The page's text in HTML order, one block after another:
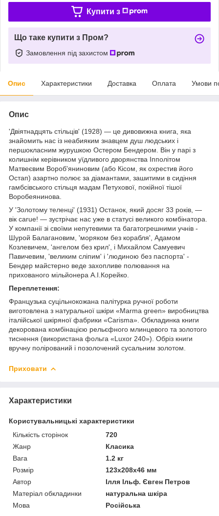
Купити з
Що таке купити з Пром?
Замовлення під захистом
Опис Характеристики Доставка Оплата Умови
Опис
'Двіятнадцять стільців' (1928) — це дивовижна книга, яка
знайомить нас із неабияким знавцем душ людських і
першокласним журушкою Остером Бендером. Він у парі з
колишнім керівником уїдливого дворянства Іпполітом
Матвеєвим Вороб'яниновим (або Кісом, як охрестив його
Остап) азартно полює за діамантами, зашитими в сидіння
гамбсівського стільця мадам Петухової, покійної тішої
Воробеянинова.
У 'Золотому теленці' (1931) Останок, який досяг 33 років, —
вік carue! — зустрічає нас уже в статусі великого комбінатора.
У компанії зі своїми непутевими та багатогрешними учнів -
Шурой Балагановим, 'моряком без корабля', Адамом
Козлевичем, 'ангелом без крил', і Михайлом Самуевич
Павичевим, 'великим сліпим' і 'людиною без паспорта' -
Бендер майстерно веде захопливе полювання на
прихованого мільйонера А.І.Корейко.
Переплетення:
Французька суцільнокожана палітурка ручної роботи
виготовлена з натуральної шкіри «Marma green» виробництва
італійської шкіряної фабрики «Carisma». Обкладинка книги
декорована комбінацією рельєфного млинцевого та золотого
тиснення (використана фольга «Luxor 240»). Обріз книги
вручну полірований і позолочений сусальним золотом.
Приховати
Характеристики
Користувальницькі характеристики
Кількість сторінок
720
Жанр
Класика
Вага
1.2 кг
Розмір
123х208х46 мм
Автор
Ілля Ільф. Євген Петров
Матеріал обкладинки
натуральна шкіра
Мова
Російська